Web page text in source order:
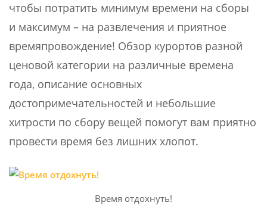
чтобы потратить минимум времени на сборы
и максимум – на развлечения и приятное
времяпровождение! Обзор курортов разной
ценовой категории на различные времена
года, описание основных
достопримечательностей и небольшие
хитрости по сбору вещей помогут вам приятно
провести время без лишних хлопот.
Время отдохнуть!